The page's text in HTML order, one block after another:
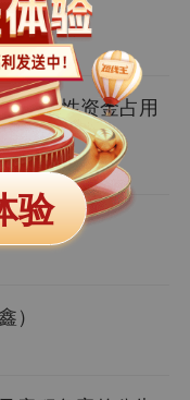
经营性资金占用
告
）
验